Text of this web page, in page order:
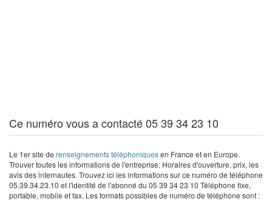
Ce numéro vous a contacté 05 39 34 23 10
Le 1er site de renseignements téléphoniquesen France et en Europe.
Trouver toutes les informations de l'entreprise: Horaires d'ouverture, prix, les
avis des internautes. Trouvez ici les informations sur ce numéro de téléphone
05.39.34.23.10 et l'identité de l'abonné du 05 39 34 23 10 Téléphone fixe,
portable, mobile et fax. Les formats possibles de numéro de téléphone sont :